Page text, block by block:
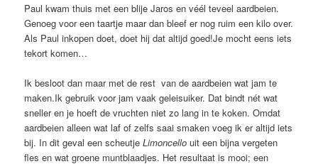
Paul kwam thuis met een blije Jaros en véél teveel aardbeien.
Genoeg voor een taartje maar dan bleef er nog ruim een kilo over.
Als Paul inkopen doet, doet hij dat altijd goed!Je mocht eens iets
tekort komen…
Ik besloot dan maar met de rest van de aardbeien wat jam te
maken.Ik gebruik voor jam vaak geleisuiker. Dat bindt nét wat
sneller en je hoeft de vruchten niet zo lang in te koken. Omdat
aardbeien alleen wat laf of zelfs saai smaken voeg ik er altijd iets
bij. In dit geval een scheutjeLimoncello uit een bijna vergeten
fles en wat groene muntblaadjes. Het resultaat is mooi; een